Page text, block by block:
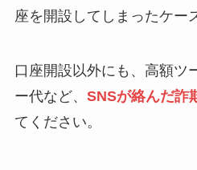
座を開設してしまったケー
口座開設以外にも、高額ツ
ー代など、 SNSが絡んだ詐
てください。